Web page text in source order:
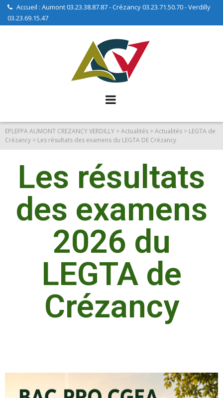
Accueil : Aumont 03.23.38.87.87 - Crézancy 03.23.71.50.70 - Verdilly
03.23.69.15.47
EPLEFPA AUMONT CREZANCY VERDILLY >Actualités >Actualités > LEGTA de
Crézancy > Les résultats des examens du LEGTA DE Crézancy
Les résultats
des examens
2026 du
LEGTA de
Crézancy